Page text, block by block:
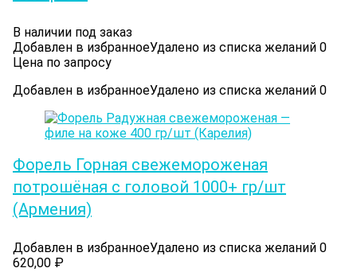
В наличии под заказ
Добавлен в избранноеУдалено из списка желаний 0
Цена по запросу
Добавлен в избранноеУдалено из списка желаний 0
Форель Горная свежемороженая
потрошёная с головой 1000+ гр/шт
(Армения)
Добавлен в избранноеУдалено из списка желаний 0
620,00 ₽